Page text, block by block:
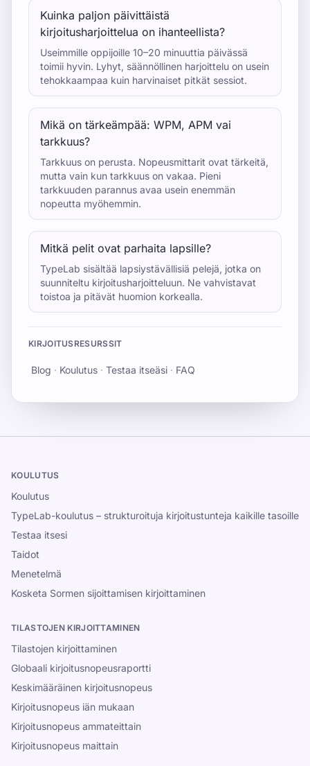
Kuinka paljon päivittäistä
kirjoitusharjoittelua on ihanteellista?
Useimmille oppijoille 10–20 minuuttia päivässä
toimii hyvin. Lyhyt, säännöllinen harjoittelu on usein
tehokkaampaa kuin harvinaiset pitkät sessiot.
Mikä on tärkeämpää: WPM, APM vai
tarkkuus?
Tarkkuus on perusta. Nopeusmittarit ovat tärkeitä,
mutta vain kun tarkkuus on vakaa. Pieni
tarkkuuden parannus avaa usein enemmän
nopeutta myöhemmin.
Mitkä pelit ovat parhaita lapsille?
TypeLab sisältää lapsiystävällisiä pelejä, jotka on
suunniteltu kirjoitusharjoitteluun. Ne vahvistavat
toistoa ja pitävät huomion korkealla.
KIRJOITUSRESURSSIT
Blog · Koulutus · Testaa itseäsi · FAQ
KOULUTUS
Koulutus
TypeLab-koulutus – strukturoituja kirjoitustunteja kaikille tasoille
Testaa itsesi
Taidot
Menetelmä
Kosketa Sormen sijoittamisen kirjoittaminen
TILASTOJEN KIRJOITTAMINEN
Tilastojen kirjoittaminen
Globaali kirjoitusnopeusraportti
Keskimääräinen kirjoitusnopeus
Kirjoitusnopeus iän mukaan
Kirjoitusnopeus ammateittain
Kirjoitusnopeus maittain